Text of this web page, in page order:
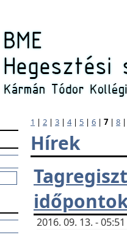
1 | 2 | 3 | 4| 5 | 6 | 7 | 8
Hírek
2016. 09. 13. -